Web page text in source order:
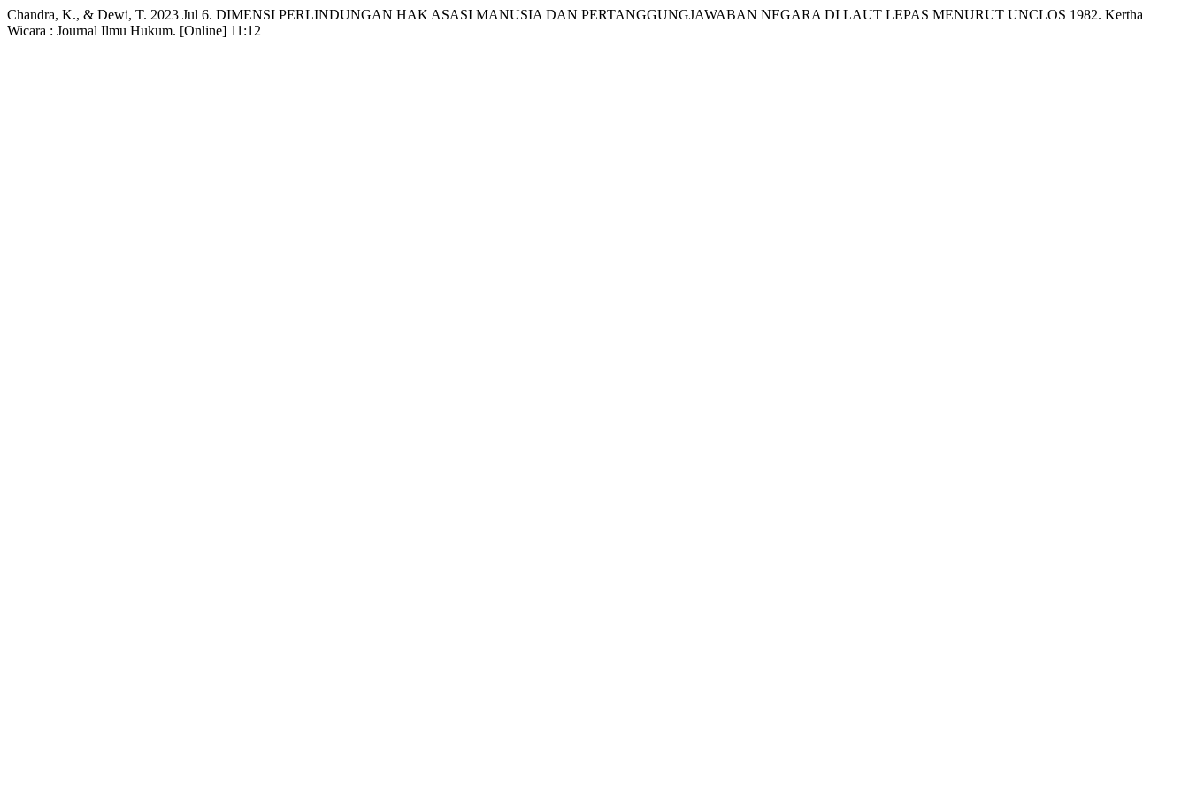
Chandra, K., & Dewi, T. 2023 Jul 6. DIMENSI PERLINDUNGAN HAK ASASI MANUSIA DAN PERTANGGUNGJAWABAN NEGARA DI LAUT LEPAS MENURUT UNCLOS 1982. Kertha
Wicara : Journal Ilmu Hukum. [Online] 11:12